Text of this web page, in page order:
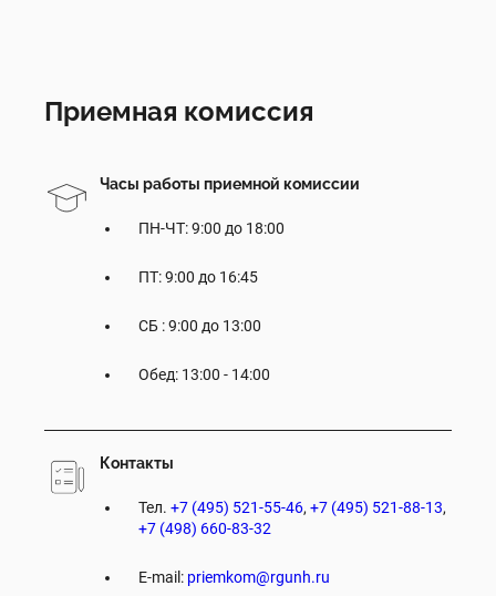
Приемная комиссия
Часы работы приемной комиссии
ПН-ЧТ: 9:00 до 18:00
ПТ: 9:00 до 16:45
СБ : 9:00 до 13:00
Обед: 13:00 - 14:00
Контакты
Тел. +7 (495) 521-55-46, +7 (495) 521-88-13,
+7 (498) 660-83-32
E-mail: priemkom@rgunh.ru